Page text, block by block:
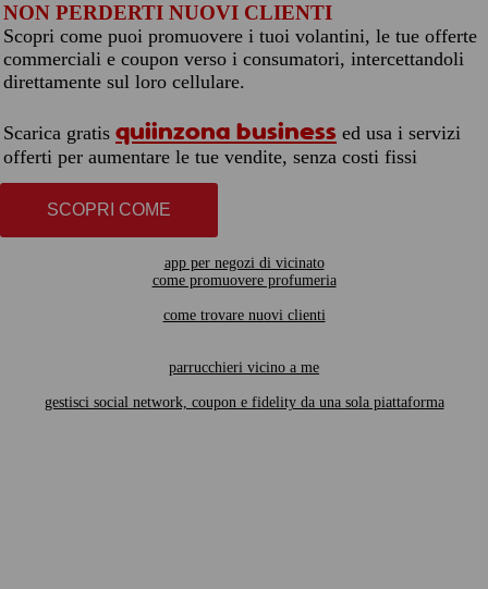
NON PERDERTI NUOVI CLIENTI
Scopri come puoi promuovere i tuoi volantini, le tue offerte
commerciali e coupon verso i consumatori, intercettandoli
direttamente sul loro cellulare.
Scarica gratis quiinzona business ed usa i servizi
offerti per aumentare le tue vendite, senza costi fissi
SCOPRI COME
app per negozi di vicinato
come promuovere profumeria
come trovare nuovi clienti
parrucchieri vicino a me
gestisci social network, coupon e fidelity da una sola piattaforma